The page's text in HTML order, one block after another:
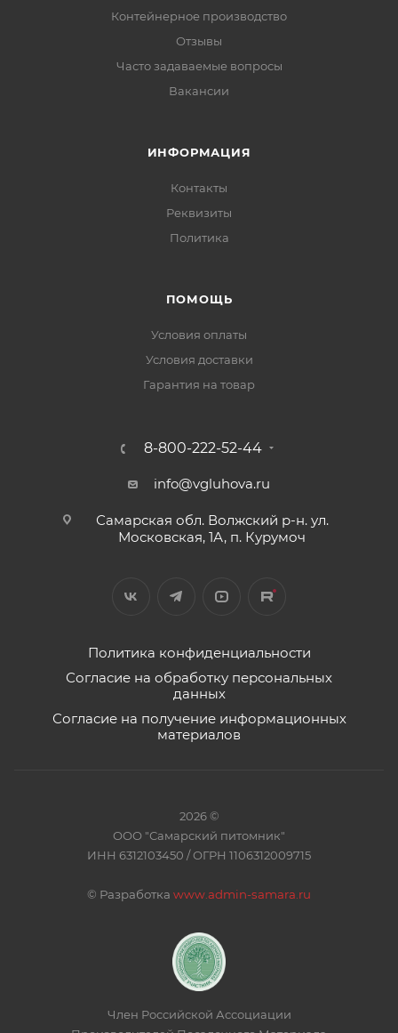
Контейнерное производство
Отзывы
Часто задаваемые вопросы
Вакансии
ИНФОРМАЦИЯ
Контакты
Реквизиты
Политика
ПОМОЩЬ
Условия оплаты
Условия доставки
Гарантия на товар
8-800-222-52-44
info@vgluhova.ru
Самарская обл. Волжский р-н. ул.
Московская, 1А, п. Курумоч
Политика конфиденциальности
Согласие на обработку персональных
данных
Согласие на получение информационных
материалов
2026 ©
ООО "Самарский питомник"
ИНН 6312103450 / ОГРН 1106312009715
© Разработка www.admin-samara.ru
Член Российской Ассоциации